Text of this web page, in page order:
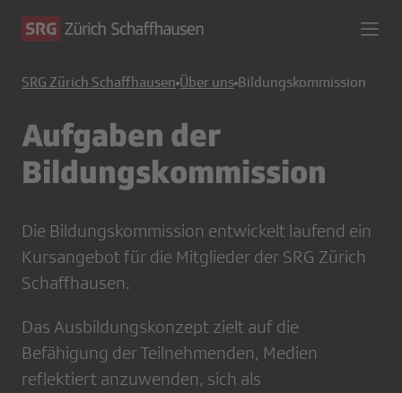
SRG Zürich Schaffhausen Über uns Bildungskommission
Aufgaben der
Bildungskommission
Die Bildungskommission entwickelt laufend ein
Kursangebot für die Mitglieder der SRG Zürich
Schaffhausen.
Das Ausbildungskonzept zielt auf die
Befähigung der Teilnehmenden, Medien
reflektiert anzuwenden, sich als